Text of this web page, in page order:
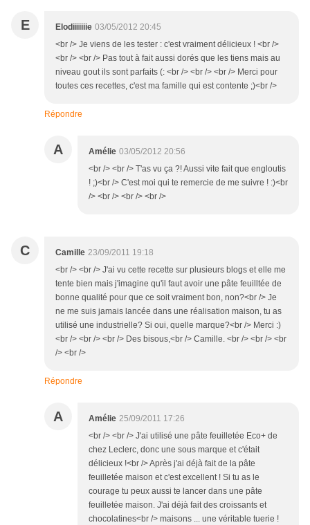
E Elodiiiiiiie 03/05/2012 20:45
<br /> Je viens de les tester : c'est vraiment délicieux ! <br />
<br /> <br /> Pas tout à fait aussi dorés que les tiens mais au
niveau gout ils sont parfaits (: <br /> <br /> <br /> Merci pour
toutes ces recettes, c'est ma famille qui est contente ;)<br />
Répondre
A Amélie 03/05/2012 20:56
<br /> <br /> T'as vu ça ?! Aussi vite fait que engloutis
! ;)<br /> C'est moi qui te remercie de me suivre ! :)<br
/> <br /> <br /> <br />
C Camille 23/09/2011 19:18
<br /> <br /> J'ai vu cette recette sur plusieurs blogs et elle me
tente bien mais j'imagine qu'il faut avoir une pâte feuilltée de
bonne qualité pour que ce soit vraiment bon, non?<br /> Je
ne me suis jamais lancée dans une réalisation maison, tu as
utilisé une industrielle? Si oui, quelle marque?<br /> Merci :)
<br /> <br /> <br /> Des bisous,<br /> Camille. <br /> <br /> <br
/> <br />
Répondre
A Amélie 25/09/2011 17:26
<br /> <br /> J'ai utilisé une pâte feuilletée Eco+ de
chez Leclerc, donc une sous marque et c'était
délicieux !<br /> Après j'ai déjà fait de la pâte
feuilletée maison et c'est excellent ! Si tu as le
courage tu peux aussi te lancer dans une pâte
feuilletée maison. J'ai déjà fait des croissants et
chocolatines<br /> maisons ... une véritable tuerie !